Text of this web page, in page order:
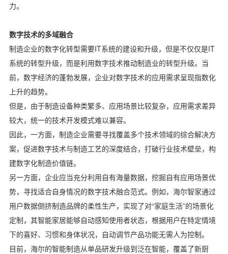
力。
数字技术的多域融合
制造企业的数字化转型需要IT系统的建设和升级，但是不仅仅是IT
系统的转型升级，而是利用数字技术推动制造业的转型升级。当
前，数字经济的蓬勃发展，企业对数字技术的应用需求呈现指数化
上升的趋势。
但是，由于制造设备种类繁多、应用场景比较复杂，应用需求差异
较大，统一的技术开发模式难以兼容。
因此，一方面，制造企业需要寻找覆盖多个技术领域的综合解决方
案，促进数字技术与制造工艺的深度结合，打破行业技术壁垒，构
建数字化制造价值链。
另一方面，企业应当充分利用自有海量数据，挖掘自有应用场景优
势，寻找适合自身情况的数字技术融合范式。例如，海尔智家通过
用户数据倒挤制造品牌的柔性生产，实现了对“家庭生活”的场景化
定制，其智能家居能够自动感知使用者状态，根据用户在特定情境
下的喜好、习惯和身体状况，自动调节产品功能无需人为控制。
目前，海尔的智能制造从单品研发升级到泛在智能，覆盖了新厨